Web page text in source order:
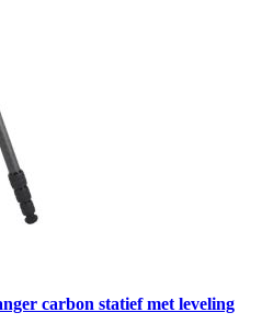
carbon statief met leveling